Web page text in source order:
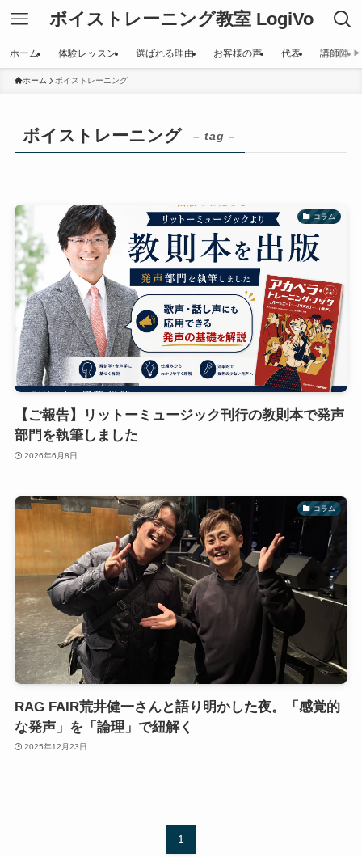
ボイストレーニング教室 LogiVo
ホーム 体験レッスン 選ばれる理由 お客様の声 代表 講師陣
ホーム ボイストレーニング
ボイストレーニング – tag –
コラム
【ご報告】リットーミュージック刊行の教則本で発声
部門を執筆しました
2026年6月8日
コラム
RAG FAIR荒井健一さんと語り明かした夜。「感覚的
な発声」を「論理」で紐解く
2025年12月23日
1